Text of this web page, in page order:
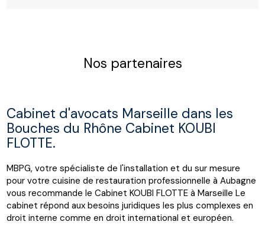
Nos partenaires
Cabinet d'avocats Marseille dans les
Bouches du Rhône Cabinet KOUBI
FLOTTE.
MBPG, votre spécialiste de l'installation et du sur mesure
pour votre cuisine de restauration professionnelle à Aubagne
vous recommande le Cabinet KOUBI FLOTTE à Marseille Le
cabinet répond aux besoins juridiques les plus complexes en
droit interne comme en droit international et européen.